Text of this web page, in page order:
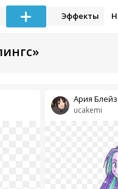
Эффекты
ucakemi
Ария Блейз